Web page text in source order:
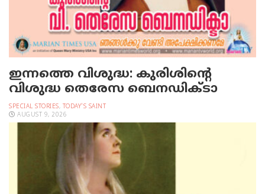
ഇന്നത്തെ വിശുദ്ധ: കുരിശിന്റെ
വിശുദ്ധ തെരേസ ബെനഡിക്ടാ
SPECIAL STORIES, TODAY'S SAINT
AUGUST 9, 2026